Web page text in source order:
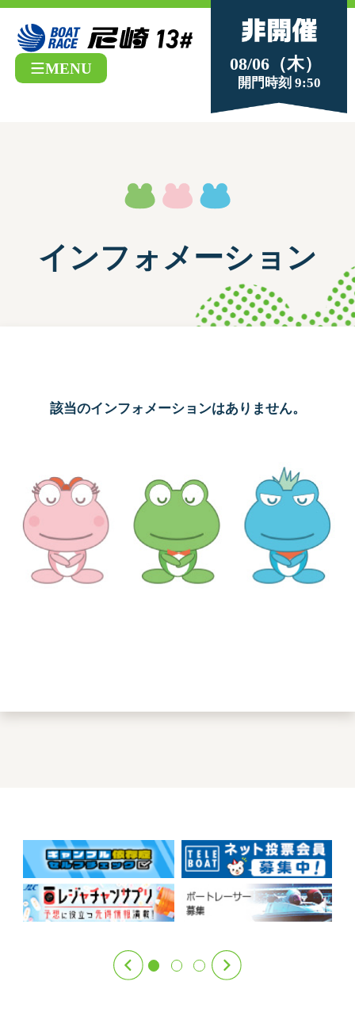
08/06（木）
開門時刻 9:50
MENU
インフォメーション
該当のインフォメーションはありません。